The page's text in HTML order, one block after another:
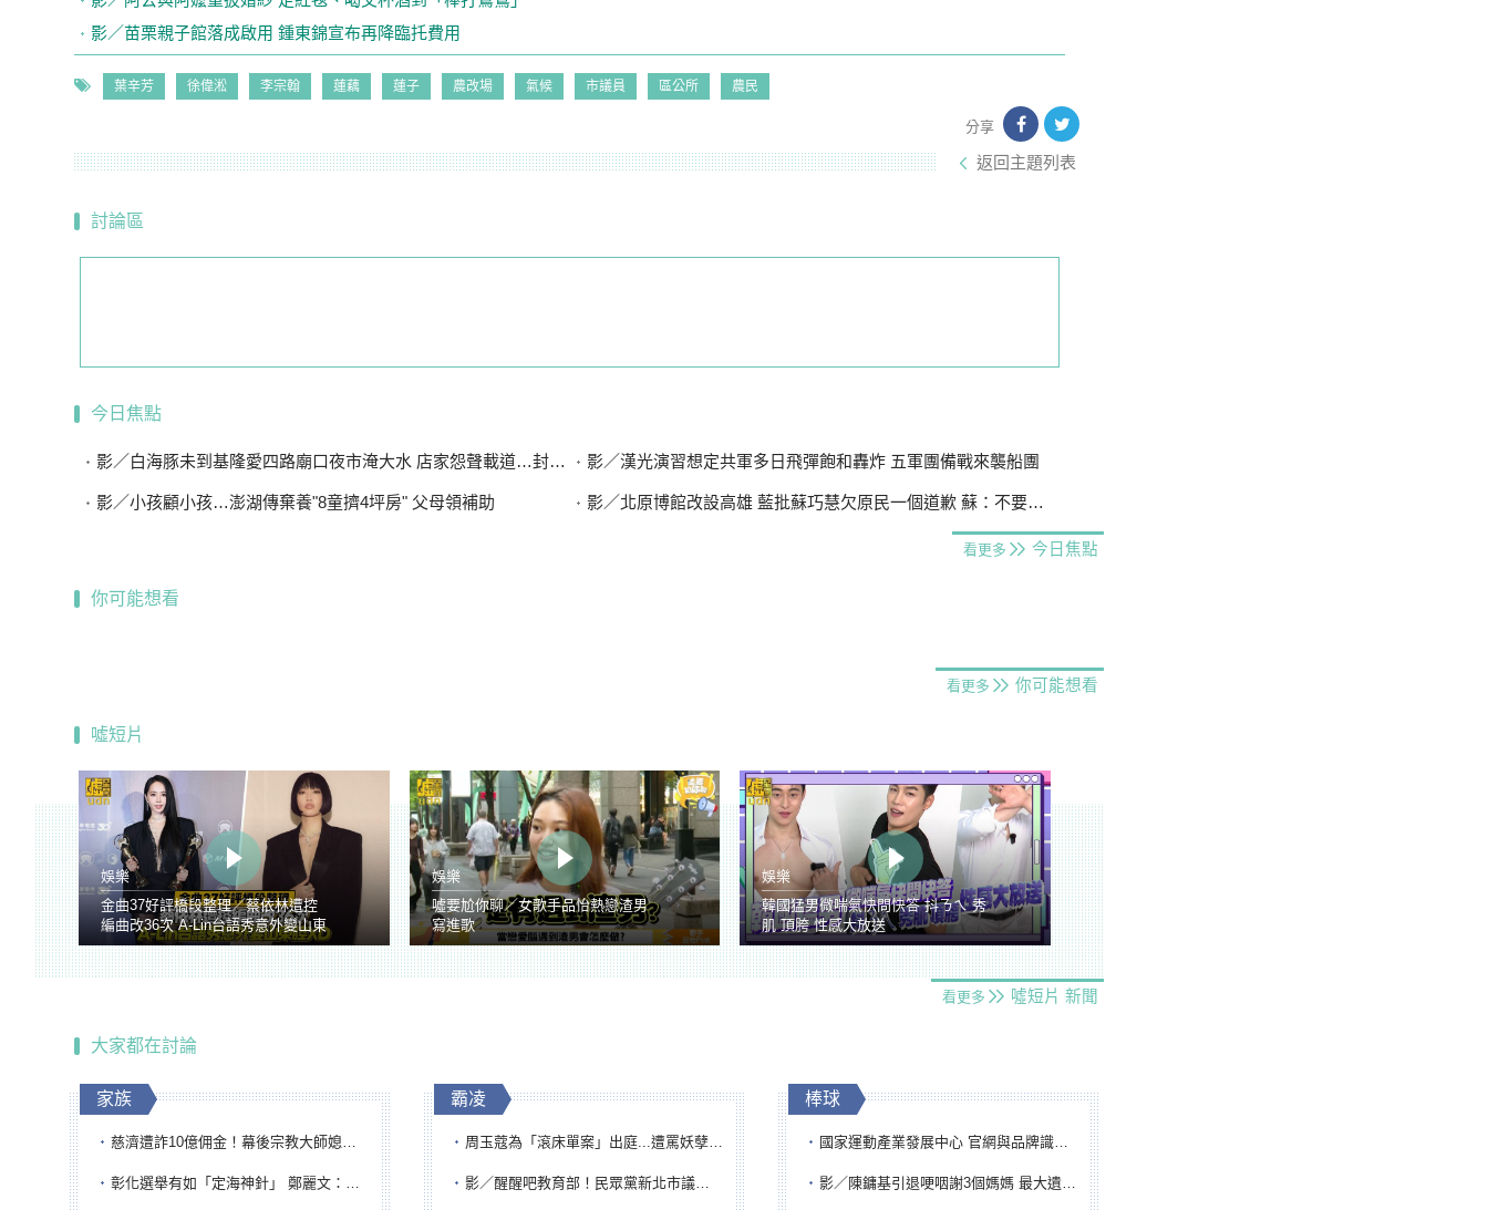
影／苗栗親子館落成啟用 鍾東錦宣布再降臨托費用
葉辛芳 徐偉淞 李宗翰 蓮藕 蓮子 農改場 氣候 市議員 區公所 農民
分享
返回主題列表
討論區
今日焦點
影／白海豚未到基隆愛四路廟口夜市淹大水 店家怨聲載道…封路排水 影／漢光演習想定共軍多日飛彈飽和轟炸 五軍團備戰來襲船團
影／小孩顧小孩…澎湖傳棄養"8童擠4坪房" 父母領補助 影／北原博館改設高雄 藍批蘇巧慧欠原民一個道歉 蘇：不要扭曲事實
看更多 今日焦點
你可能想看
看更多 你可能想看
噓短片
娛樂
金曲37好評橋段整理／蔡依林遭控
編曲改36次 A-Lin台語秀意外變山東
腔
娛樂
噓要尬你聊／女歌手品怡熱戀渣男
寫進歌
娛樂
韓國猛男微喘氣快問快答 抖ㄋㄟ 秀
肌 頂胯 性感大放送
看更多 噓短片 新聞
大家都在討論
家族
慈濟遭詐10億佣金！幕後宗教大師媳婦獲100萬交保...快步奔離不發一語
彰化選舉有如「定海神針」 鄭麗文：傾全黨之力讓彰化贏
霸凌
周玉蔻為「滾床單案」出庭...遭罵妖孽下地獄 張淑娟批：舌頭殺人有罪
影／醒醒吧教育部！民眾黨新北市議員參選人提出校園反毒防線升級政見
棒球
國家運動產業發展中心 官網與品牌識別標誌重磅啟用
影／陳鏞基引退哽咽謝3個媽媽 最大遺憾無緣大聯盟